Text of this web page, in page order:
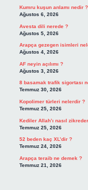
Kumru kuşun anlamı nedir ?
Ağustos 6, 2026
Avesta dili nerede ?
Ağustos 5, 2026
Arapça gezegen isimleri
Ağustos 4, 2026
AF neyin açılımı ?
Ağustos 3, 2026
8 basamak trafik sigortası
Temmuz 30, 2026
Kopolimer türleri nelerdir ?
Temmuz 25, 2026
Kediler Allah’ı nasıl
Temmuz 25, 2026
52 beden kaç XL’dir ?
Temmuz 24, 2026
Arapça teraib ne demek ?
Temmuz 21, 2026